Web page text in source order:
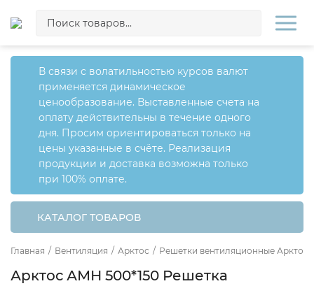
В связи с волатильностью курсов валют
применяется динамическое
ценообразование. Выставленные счета на
оплату действительны в течение одного
дня. Просим ориентироваться только на
цены указанные в счёте. Реализация
продукции и доставка возможна только
при 100% оплате.
КАТАЛОГ ТОВАРОВ
Главная / Вентиляция / Арктос / Решетки вентиляционные Арктос
Арктос АМН 500*150 Решетка